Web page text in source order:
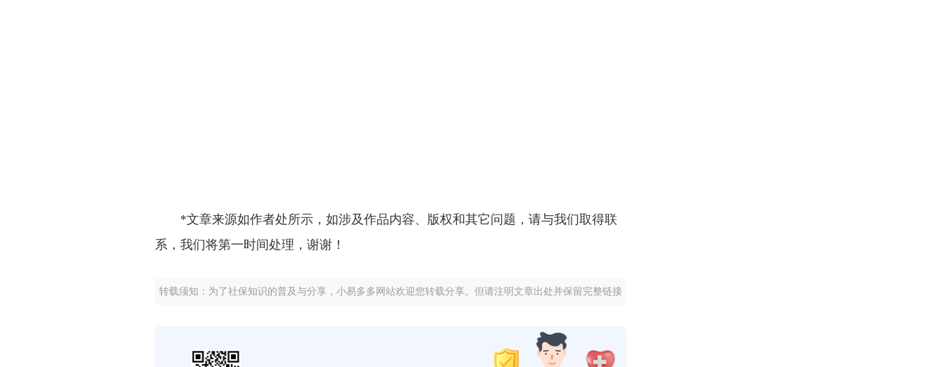
*文章来源如作者处所示，如涉及作品内容、版权和其它问题，请与我们取得联
系，我们将第一时间处理，谢谢！
转载须知：为了社保知识的普及与分享，小易多多网站欢迎您转载分享。但请注明文章出处并保留完整链接